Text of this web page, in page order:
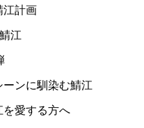
江計画
江
ーンに馴染む鯖江
を愛する方へ